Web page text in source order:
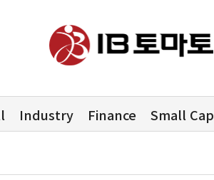
Industry Finance Small Cap